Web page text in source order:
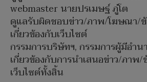
webmaster นายปรเมษฐ์ ภู่โต
ดูแลรับผิดชอบข่าว/ภาพ/โฆษณา/
เกี่ยวข้องกับเว็บไซต์
กรรมการบริษัทฯ, กรรมการผู้มีอำ
เกี่ยวข้องกับการนำเสนอข่าว/ภาพ/
เว็บไซต์ทั้งสิ้น